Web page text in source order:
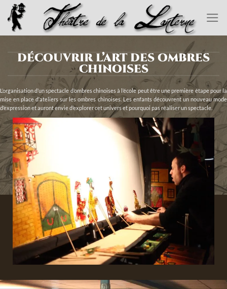
Passer
au
contenu
DÉCOUVRIR L’ART DES OMBRES
CHINOISES
L’organisation d’un spectacle d’ombres chinoises à l’école peut être une première étape pour la
mise en place d’ateliers sur les ombres chinoises. Les enfants découvrent un nouveau mode
d’expression et auront envie d’explorer cet univers et pourquoi pas réaliser un spectacle.